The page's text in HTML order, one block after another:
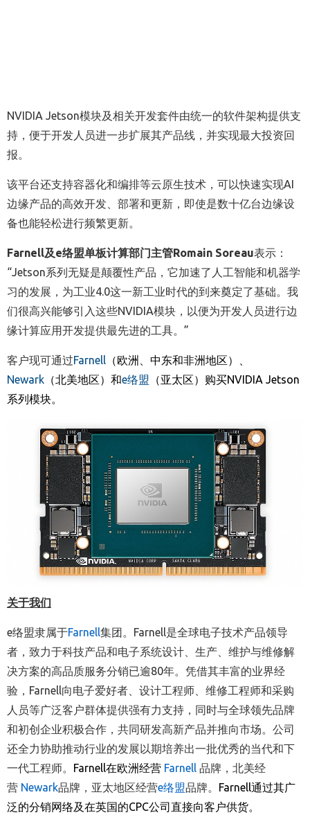
NVIDIA Jetson模块及相关开发套件由统一的软件架构提供支
持，便于开发人员进一步扩展其产品线，并实现最大投资回
报。
该平台还支持容器化和编排等云原生技术，可以快速实现AI
边缘产品的高效开发、部署和更新，即使是数十亿台边缘设
备也能轻松进行频繁更新。
Farnell及e络盟单板计算部门主管Romain Soreau表示：
“Jetson系列无疑是颠覆性产品，它加速了人工智能和机器学
习的发展，为工业4.0这一新工业时代的到来奠定了基础。我
们很高兴能够引入这些NVIDIA模块，以便为开发人员进行边
缘计算应用开发提供最先进的工具。”
客户现可通过Farnell （欧洲、中东和非洲地区）、
Newark （北美地区）和e络盟 （亚太区）购买NVIDIA Jetson
系列模块。
关于我们
e络盟隶属于Farnell集团。Farnell是全球电子技术产品领导
者，致力于科技产品和电子系统设计、生产、维护与维修解
决方案的高品质服务分销已逾80年。凭借其丰富的业界经
验，Farnell向电子爱好者、设计工程师、维修工程师和采购
人员等广泛客户群体提供强有力支持，同时与全球领先品牌
和初创企业积极合作，共同研发高新产品并推向市场。公司
还全力协助推动行业的发展以期培养出一批优秀的当代和下
一代工程师。 Farnell在欧洲经营 Farnell 品牌，北美经
营 Newark品牌，亚太地区经营e络盟品牌。 Farnell通过其广
泛的分销网络及在英国的CPC公司直接向客户供货。